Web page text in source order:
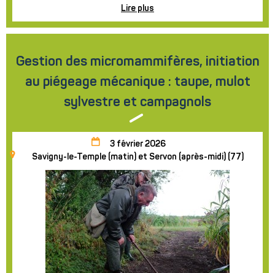
Lire plus
Gestion des micromammifères, initiation
au piégeage mécanique : taupe, mulot
sylvestre et campagnols
3 février 2026
Savigny-le-Temple (matin) et Servon (après-midi) (77)